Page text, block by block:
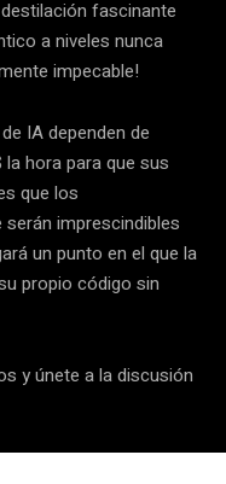
fascinante
a niveles nunca
impecable!
IA dependen de
hora para que sus
que los
imprescindibles
un punto en el que la
propio código sin
y únete a la discusión